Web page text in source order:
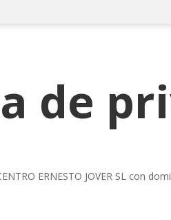
de
ERNESTO JOVER SL con